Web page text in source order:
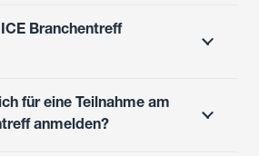
Branchentreff
für eine Teilnahme am
anmelden?